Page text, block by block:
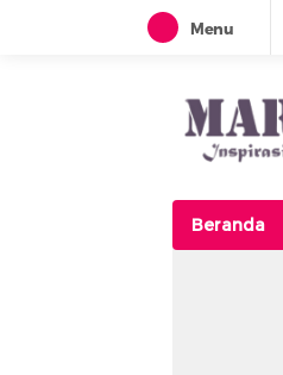
Menu
Maros News
Inspirasi
Beranda